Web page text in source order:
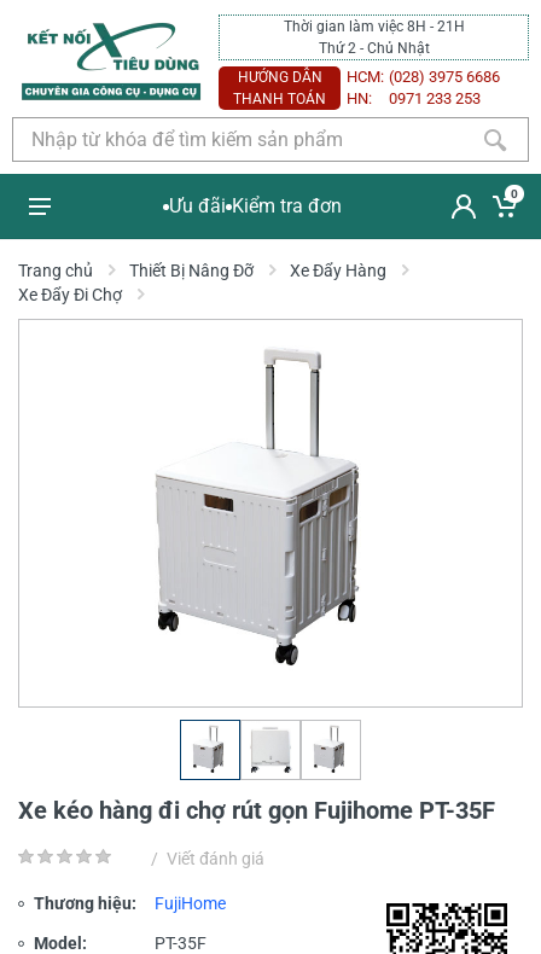
Thời gian làm việc 8H - 21H
Thứ 2 - Chủ Nhật
HƯỚNG DẪN
THANH TOÁN
HCM: (028) 3975 6686
HN:
0971 233 253
Ưu đãi Kiểm tra đơn
0
Trang chủ Thiết Bị Nâng Đỡ
Xe Đẩy Hàng
Xe Đẩy Đi Chợ
Xe kéo hàng đi chợ rút gọn Fujihome PT-35F
/ Viết đánh giá
Thương hiệu: FujiHome
Model: PT-35F